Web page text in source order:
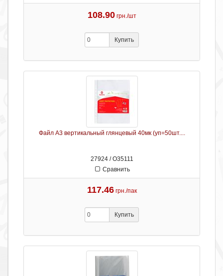
108.90 грн./шт
Купить
Файл А3 вертикальный глянцевый 40мк (уп=50шт....
27924 / О35111
Сравнить
117.46 грн./пак
Купить